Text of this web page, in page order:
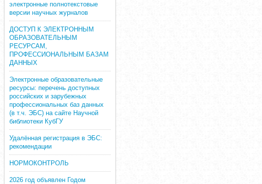
электронные полнотекстовые
версии научных журналов
ДОСТУП К ЭЛЕКТРОННЫМ
ОБРАЗОВАТЕЛЬНЫМ
РЕСУРСАМ,
ПРОФЕССИОНАЛЬНЫМ БАЗАМ
ДАННЫХ
Электронные образовательные
ресурсы: перечень доступных
российских и зарубежных
профессиональных баз данных
(в т.ч. ЭБС) на сайте Научной
библиотеки КубГУ
Удалённая регистрация в ЭБС:
рекомендации
НОРМОКОНТРОЛЬ
2026 год объявлен Годом